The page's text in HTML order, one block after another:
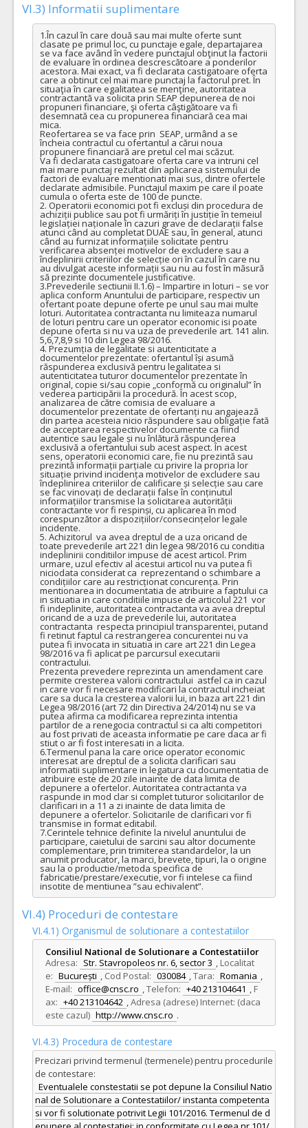
VI.3) Informatii suplimentare
1.În cazul în care două sau mai multe oferte sunt
clasate pe primul loc, cu punctaje egale, departajarea
se va face având în vedere punctajul obţinut la factorii
de evaluare în ordinea descrescătoare a ponderilor
acestora. Mai exact, va fi declarata castigatoare oferta
care a obtinut cel mai mare punctaj la factorul pret. În
situaţia în care egalitatea se menţine, autoritatea
contractantă va solicita prin SEAP depunerea de noi
propuneri financiare, şi oferta câştigătoare va fi
desemnată cea cu propunerea financiară cea mai
mica.
Reofertarea se va face prin  SEAP, urmând a se
încheia contractul cu ofertantul a cărui noua
propunere financiară are pretul cel mai scăzut.
Va fi declarata castigatoare oferta care va intruni cel
mai mare punctaj rezultat din aplicarea sistemului de
factori de evaluare mentionati mai sus, dintre ofertele
declarate admisibile. Punctajul maxim pe care il poate
cumula o oferta este de 100 de puncte.
2. Operatorii economici pot fi excluși din procedura de
achiziții publice sau pot fi urmăriți în justiție în temeiul
legislației naționale în cazuri grave de declarații false
atunci când au completat DUAE sau, în general, atunci
când au furnizat informațiile solicitate pentru
verificarea absenței motivelor de excludere sau a
îndeplinirii criteriilor de selecție ori în cazul în care nu
au divulgat aceste informații sau nu au fost în măsură
să prezinte documentele justificative.
3.Prevederile sectiunii II.1.6) – Impartire in loturi – se vor
aplica conform Anuntului de participare, respectiv un
ofertant poate depune oferte pe unul sau mai multe
loturi. Autoritatea contractanta nu limiteaza numarul
de loturi pentru care un operator economic isi poate
depune oferta si nu va uza de prevederile art. 141 alin.
5,6,7,8,9 si 10 din Legea 98/2016.
4. Prezumția de legalitate si autenticitate a
documentelor prezentate: ofertantul își asumă
răspunderea exclusivă pentru legalitatea si
autenticitatea tuturor documentelor prezentate în
original, copie si/sau copie „conformă cu originalul” în
vederea participării la procedură. În acest scop,
analizarea de către comisia de evaluare a
documentelor prezentate de ofertanți nu angajează
din partea acesteia nicio răspundere sau obligație fată
de acceptarea respectivelor documente ca fiind
autentice sau legale și nu înlătură răspunderea
exclusivă a ofertantului sub acest aspect. În acest
sens, operatorii economici care, fie nu prezintă sau
prezintă informații parțiale cu privire la propria lor
situație privind incidența motivelor de excludere sau
îndeplinirea criteriilor de calificare și selecție sau care
se fac vinovați de declarații false în conținutul
informațiilor transmise la solicitarea autorității
contractante vor fi respinși, cu aplicarea în mod
corespunzător a dispozițiilor/consecințelor legale
incidente.
5. Achizitorul  va avea dreptul de a uza oricand de
toate prevederile art 221 din legea 98/2016 cu conditia
indeplinirii conditiilor impuse de acest articol. Prim
urmare, uzul efectiv al acestui articol nu va putea fi
niciodata considerat ca  reprezentand o schimbare a
condițiilor care au restricționat concurența. Prin
mentionarea in documentatia de atribuire a faptului ca
in situatia in care conditiile impuse de articolul 221  vor
fi indeplinite, autoritatea contractanta va avea dreptul
oricand de a uza de prevederile lui, autoritatea
contractanta  respecta principiul transparentei, putand
fi retinut faptul ca restrangerea concurentei nu va
putea fi invocata in situatia in care art 221 din Legea
98/2016 va fi aplicat pe parcursul executarii
contractului.
Prezenta prevedere reprezinta un amendament care
permite cresterea valorii contractului  astfel ca in cazul
in care vor fi necesare modificari la contractul incheiat
care sa duca la cresterea valorii lui, in baza art 221 din
Legea 98/2016 (art 72 din Directiva 24/2014) nu se va
putea afirma ca modificarea reprezinta intentia
partilor de a renegocia contractul si ca alti competitori
au fost privati de aceasta informatie pe care daca ar fi
stiut o ar fi fost interesati in a licita.
6.Termenul pana la care orice operator economic
interesat are dreptul de a solicita clarificari sau
informatii suplimentare in legatura cu documentatia de
atribuire este de 20 zile inainte de data limita de
depunere a ofertelor. Autoritatea contractanta va
raspunde in mod clar si complet tuturor solicitarilor de
clarificari in a 11 a zi inainte de data limita de
depunere a ofertelor. Solicitarile de clarificari vor fi
transmise in format editabil.
7.Cerintele tehnice definite la nivelul anuntului de
participare, caietului de sarcini sau altor documente
complementare, prin trimiterea standardelor, la un
anumit producator, la marci, brevete, tipuri, la o origine
sau la o productie/metoda specifica de
fabricatie/prestare/executie, vor fi intelese ca fiind
insotite de mentiunea ”sau echivalent”.
VI.4) Proceduri de contestare
VI.4.1) Organismul de solutionare a contestatiilor
Consiliul National de Solutionare a Contestatiilor
Adresa: Str. Stavropoleos nr. 6, sector 3 , Localitat
e: București , Cod Postal: 030084 ,Tara: Romania ,
E-mail: office@cnsc.ro ,Telefon: +40 213104641 , F
ax: +40 213104642 ,Adresa (adrese) Internet: (daca
este cazul) http://www.cnsc.ro .
VI.4.3) Procedura de contestare
Precizari privind termenul (termenele) pentru procedurile
de contestare:
Eventualele constestatii se pot depune la Consiliul Natio
nal de Solutionare a Contestatiilor/ instanta competenta
si vor fi solutionate potrivit Legii 101/2016. Termenul de d